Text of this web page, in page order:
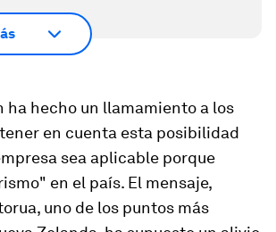
ha hecho un llamamiento a los
en cuenta esta posibilidad
sea aplicable porque
en el país. El mensaje,
uno de los puntos más